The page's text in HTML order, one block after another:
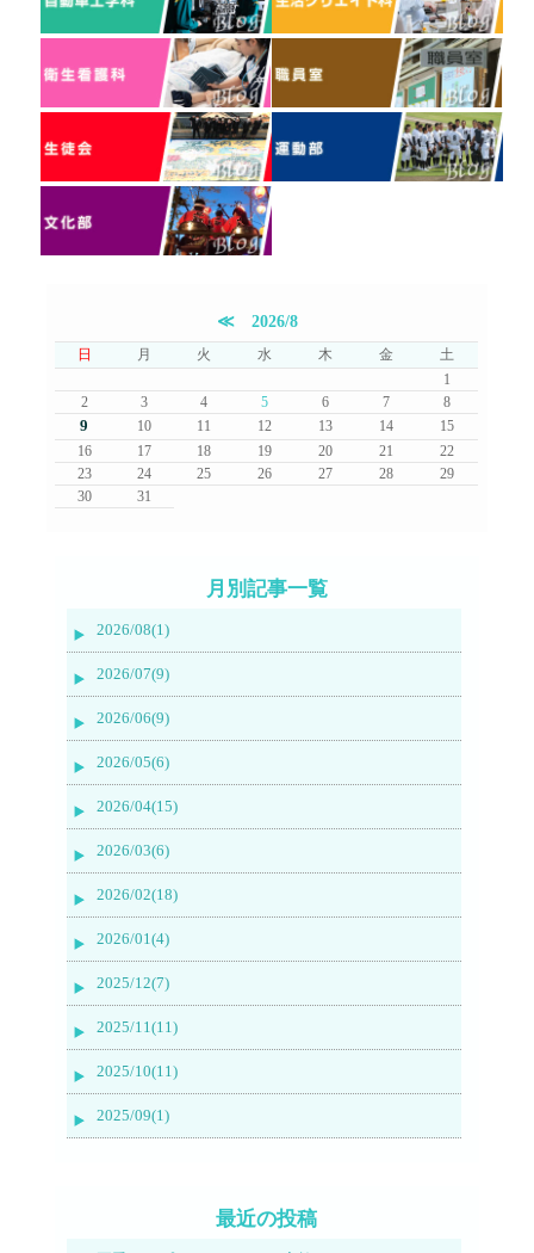
≪ 2026/8
日 月 火 水 木 金
土
1
2
3 4 5 6 7 8
9 10 11 12 13 14
15
16
17 18 19 20 21
22
23
24 25 26 27 28
29
30
31
月別記事一覧
2026/08(1)
2026/07(9)
2026/06(9)
2026/05(6)
2026/04(15)
2026/03(6)
2026/02(18)
2026/01(4)
2025/12(7)
2025/11(11)
2025/10(11)
2025/09(1)
最近の投稿